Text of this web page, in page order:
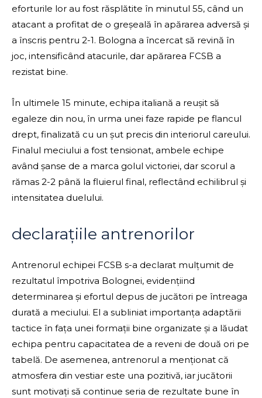
eforturile lor au fost răsplătite în minutul 55, când un
atacant a profitat de o greșeală în apărarea adversă și
a înscris pentru 2-1. Bologna a încercat să revină în
joc, intensificând atacurile, dar apărarea FCSB a
rezistat bine.
În ultimele 15 minute, echipa italiană a reușit să
egaleze din nou, în urma unei faze rapide pe flancul
drept, finalizată cu un șut precis din interiorul careului.
Finalul meciului a fost tensionat, ambele echipe
având șanse de a marca golul victoriei, dar scorul a
rămas 2-2 până la fluierul final, reflectând echilibrul și
intensitatea duelului.
declarațiile antrenorilor
Antrenorul echipei FCSB s-a declarat mulțumit de
rezultatul împotriva Bolognei, evidențiind
determinarea și efortul depus de jucători pe întreaga
durată a meciului. El a subliniat importanța adaptării
tactice în fața unei formații bine organizate și a lăudat
echipa pentru capacitatea de a reveni de două ori pe
tabelă. De asemenea, antrenorul a menționat că
atmosfera din vestiar este una pozitivă, iar jucătorii
sunt motivați să continue seria de rezultate bune în